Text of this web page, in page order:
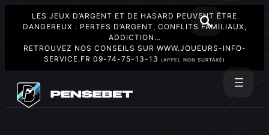
LES JEUX D’ARGENT ET DE HASARD PEUVENT ÊTRE
DANGEREUX : PERTES D’ARGENT, CONFLITS FAMILIAUX,
ADDICTION…
RETROUVEZ NOS CONSEILS SUR WWW.JOUEURS-INFO-
SERVICE.FR 09-74-75-13-13 (APPEL NON SURTAXÉ)
contenu